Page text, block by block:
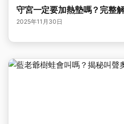
守宮一定要加熱墊嗎？完整
2025年11月30日